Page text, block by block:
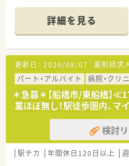
在宅医療も行っています。
■医療の全てのステージ
です。
■車通勤が可能です（駐車
■院内託児所があり、小さ
ご就業いただけます。
■職員食堂がご利用可能で
≪業務内容≫
■入院患者様の調剤・監査
導、病棟薬剤業務、製剤業
幅広い業務に触れること
る環境です。
■勤務時間は日勤8：30〜
詳細を見る
更新日： 2026/08/07 薬剤師求
パート・アルバイト
病院・クリ
＊急募＊【船橋市/東船橋】
業ほぼ無し！駅徒歩圏内、マ
検討
駅チカ 年間休日120日以上